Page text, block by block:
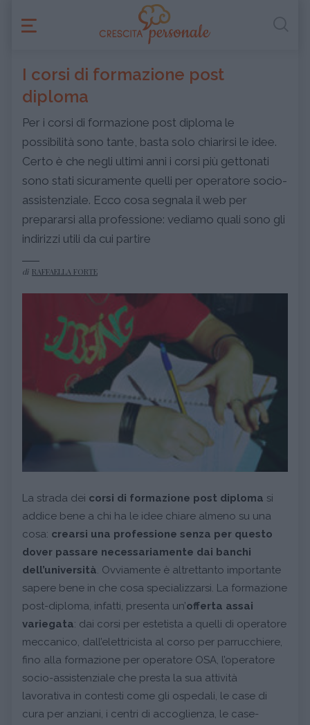
I corsi di formazione post
diploma
Per i corsi di formazione post diploma le
possibilità sono tante, basta solo chiarirsi le idee.
Certo è che negli ultimi anni i corsi più gettonati
sono stati sicuramente quelli per operatore socio-
assistenziale. Ecco cosa segnala il web per
prepararsi alla professione: vediamo quali sono gli
indirizzi utili da cui partire
di RAFFAELLA FORTE
La strada dei corsi di formazione post diploma si
addice bene a chi ha le idee chiare almeno su una
cosa: crearsi una professione senza per questo
dover passare necessariamente dai banchi
dell’università. Ovviamente è altrettanto importante
sapere bene in che cosa specializzarsi. La formazione
post-diploma, infatti, presenta un’offerta assai
variegata: dai corsi per estetista a quelli di operatore
meccanico, dall’elettricista al corso per parrucchiere,
fino alla formazione per operatore OSA, l’operatore
socio-assistenziale che presta la sua attività
lavorativa in contesti come gli ospedali, le case di
cura per anziani, i centri di accoglienza, le case-